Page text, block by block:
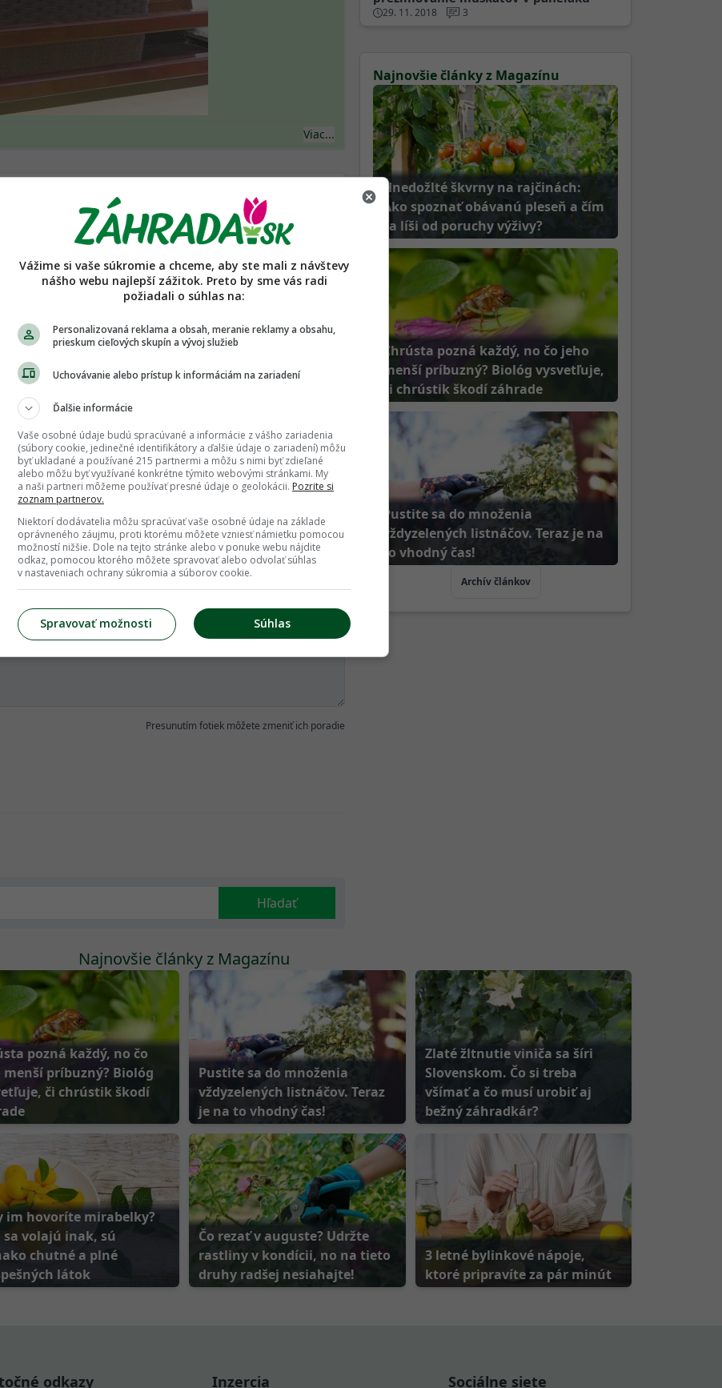
Viac...
rastlin takto zvinut aby zabranili odparovaniu
ci su take aj rano
Viac...
odpar. Robia to aj paradajky a mnoho inych rastlin
a preto sa im tie listy aj tak schúlili
Viac...
Nahlásiť nevhodnú diskusiu
1
Presunutím fotiek môžete zmeniť ich poradie
Hľadať
29. 11. 2018 3
Najnovšie články z Magazínu
Hnedožlté škvrny na rajčinách:
Ako spoznať obávanú pleseň a čím
sa líši od poruchy výživy?
Chrústa pozná každý, no čo jeho
menší príbuzný? Biológ vysvetľuje,
či chrústik škodí záhrade
Pustite sa do množenia
vždyzelených listnáčov. Teraz je na
to vhodný čas!
Archív článkov
Najnovšie články z Magazínu
pozná každý, no čo
menší príbuzný? Biológ
či chrústik škodí
Pustite sa do množenia
vždyzelených listnáčov. Teraz
je na to vhodný čas!
Zlaté žltnutie viniča sa šíri
Slovenskom. Čo si treba
všímať a čo musí urobiť aj
bežný záhradkár?
im hovoríte mirabelky?
sa volajú inak, sú
chutné a plné
látok
Čo rezať v auguste? Udržte
rastliny v kondícii, no na tieto
druhy radšej nesiahajte!
3 letné bylinkové nápoje,
ktoré pripravíte za pár minút
odkazy Inzercia Sociálne siete
Vážime si vaše súkromie a chceme, aby ste mali z návštevy
nášho webu najlepší zážitok. Preto by sme vás radi
požiadali o súhlas na:
Personalizovaná reklama a obsah, meranie reklamy a obsahu,
prieskum cieľových skupín a vývoj služieb
Uchovávanie alebo prístup k informáciám na zariadení
Ďalšie informácie
Vaše osobné údaje budú spracúvané a informácie z vášho zariadenia
(súbory cookie, jedinečné identifikátory a ďalšie údaje o zariadení) môžu
byť ukladané a používané 215 partnermi a môžu s nimi byť zdieľané
alebo môžu byť využívané konkrétne týmito webovými stránkami. My
a naši partneri môžeme používať presné údaje o geolokácii. Pozrite si
zoznam partnerov.
Niektorí dodávatelia môžu spracúvať vaše osobné údaje na základe
oprávneného záujmu, proti ktorému môžete vzniesť námietku pomocou
možností nižšie. Dole na tejto stránke alebo v ponuke webu nájdite
odkaz, pomocou ktorého môžete spravovať alebo odvolať súhlas
v nastaveniach ochrany súkromia a súborov cookie.
Súhlas
Spravovať možnosti